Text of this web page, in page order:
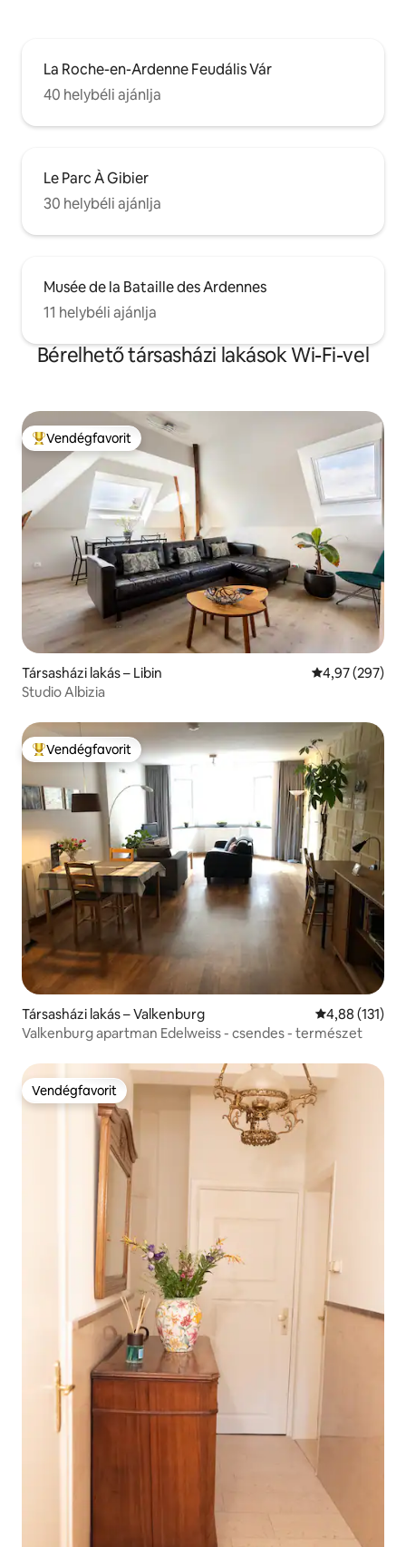
La Roche-en-Ardenne Feudális Vár
40 helybéli ajánlja
Le Parc À Gibier
30 helybéli ajánlja
Musée de la Bataille des Ardennes
11 helybéli ajánlja
Bérelhető társasházi lakások Wi-Fi-vel
Kiemelt vendégfavorit
Vendégfavorit
Társasházi lakás – Libin Átlagos
4,97 (297)
Studio Albizia
Kiemelt vendégfavorit
Vendégfavorit
Társasházi lakás – Valkenburg Átlagos
4,88 (131)
Valkenburg apartman Edelweiss - csendes - természet
Vendégfavorit
Vendégfavorit